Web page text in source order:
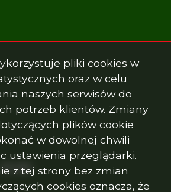
Facebook
Facebook
Facebook
pliki cookies w
oraz w celu
naszych serwisów do
potrzeb klientów. Zmiany
plików cookie
w dowolnej chwili
ustawienia przeglądarki.
z tej strony bez zmian
cookies oznacza, że